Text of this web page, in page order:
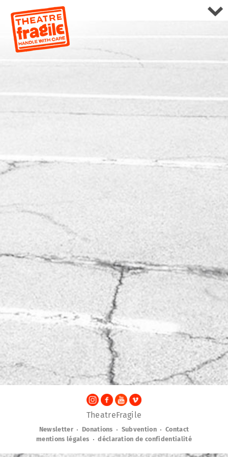
TheatreFragile
Newsletter . Donations . Subvention . Contact
mentions légales . déclaration de confidentialité